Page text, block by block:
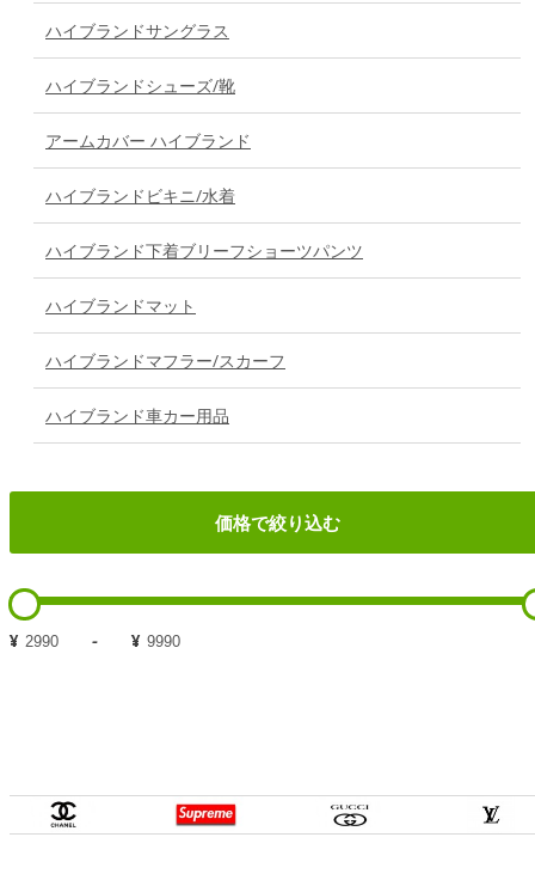
価格で絞り込む
¥ - ¥
ハイブランドサングラス
ハイブランドシューズ/靴
アームカバー ハイブランド
ハイブランドビキニ/水着
ハイブランド下着ブリーフショーツパンツ
ハイブランドマット
ハイブランドマフラー/スカーフ
ハイブランド車カー用品